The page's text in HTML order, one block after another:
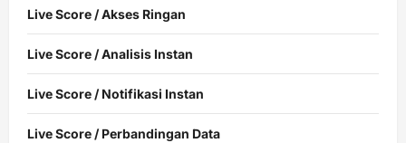
Live Score / Akses Ringan
Live Score / Analisis Instan
Live Score / Notifikasi Instan
Live Score / Perbandingan Data